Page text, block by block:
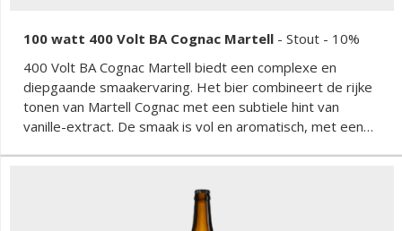
100 watt 400 Volt BA Cognac Martell - Stout - 10%
400 Volt BA Cognac Martell biedt een complexe en
diepgaande smaakervaring. Het bier combineert de rijke
tonen van Martell Cognac met een subtiele hint van
vanille-extract. De smaak is vol en aromatisch, met een
bieren die op zoek zijn naar een unieke en verfijnde